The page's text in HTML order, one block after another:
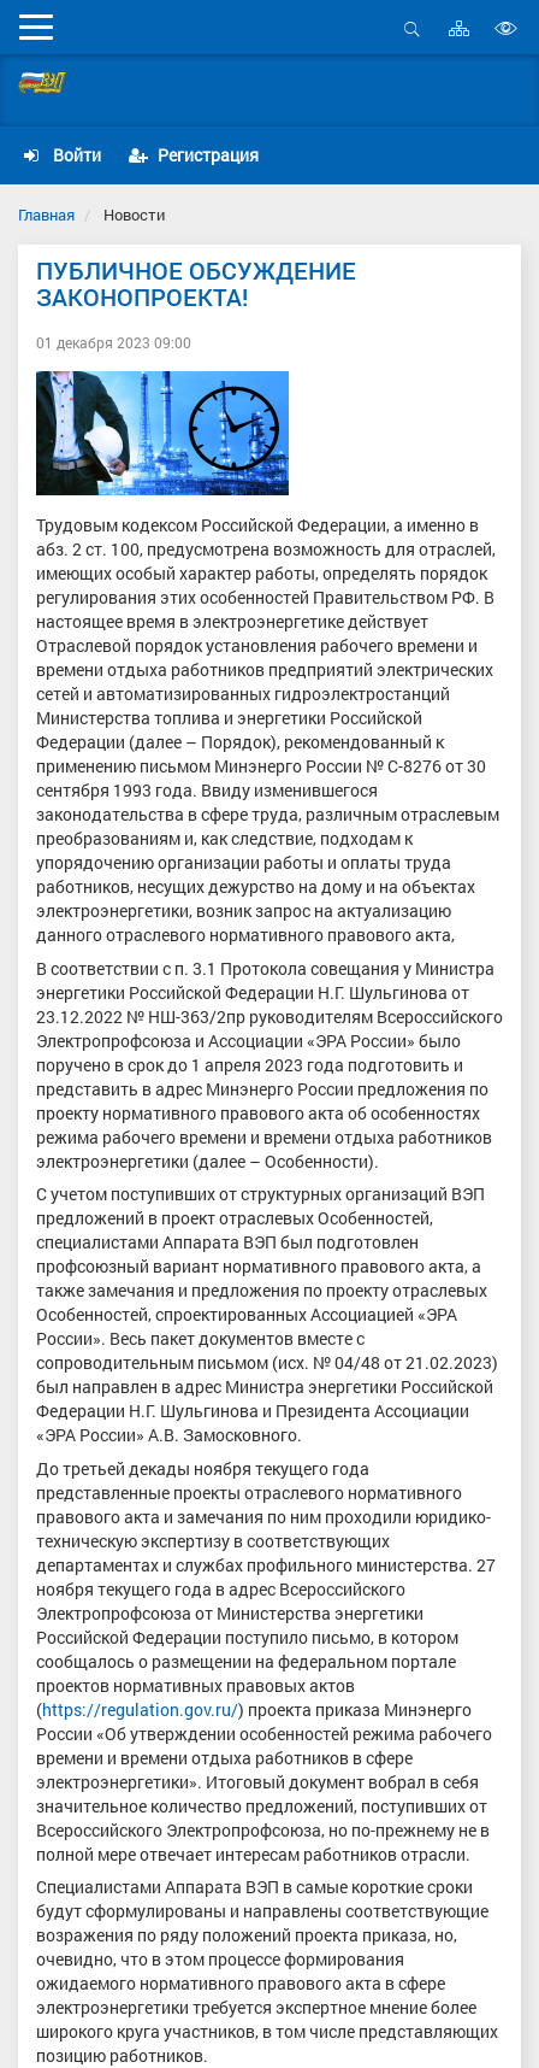
Мобильное
меню
Открыть
Карта
сайта
Войти Регистрация
Главная Новости
ПУБЛИЧНОЕ ОБСУЖДЕНИЕ
ЗАКОНОПРОЕКТА!
01 декабря 2023 09:00
Трудовым кодексом Российской Федерации, а именно в
абз. 2 ст. 100, предусмотрена возможность для отраслей,
имеющих особый характер работы, определять порядок
регулирования этих особенностей Правительством РФ. В
настоящее время в электроэнергетике действует
Отраслевой порядок установления рабочего времени и
времени отдыха работников предприятий электрических
сетей и автоматизированных гидроэлектростанций
Министерства топлива и энергетики Российской
Федерации (далее – Порядок), рекомендованный к
применению письмом Минэнерго России № С-8276 от 30
сентября 1993 года. Ввиду изменившегося
законодательства в сфере труда, различным отраслевым
преобразованиям и, как следствие, подходам к
упорядочению организации работы и оплаты труда
работников, несущих дежурство на дому и на объектах
электроэнергетики, возник запрос на актуализацию
данного отраслевого нормативного правового акта,
В соответствии с п. 3.1 Протокола совещания у Министра
энергетики Российской Федерации Н.Г. Шульгинова от
23.12.2022 № НШ-363/2пр руководителям Всероссийского
Электропрофсоюза и Ассоциации «ЭРА России» было
поручено в срок до 1 апреля 2023 года подготовить и
представить в адрес Минэнерго России предложения по
проекту нормативного правового акта об особенностях
режима рабочего времени и времени отдыха работников
электроэнергетики (далее – Особенности).
С учетом поступивших от структурных организаций ВЭП
предложений в проект отраслевых Особенностей,
специалистами Аппарата ВЭП был подготовлен
профсоюзный вариант нормативного правового акта, а
также замечания и предложения по проекту отраслевых
Особенностей, спроектированных Ассоциацией «ЭРА
России». Весь пакет документов вместе с
сопроводительным письмом (исх. № 04/48 от 21.02.2023)
был направлен в адрес Министра энергетики Российской
Федерации Н.Г. Шульгинова и Президента Ассоциации
«ЭРА России» А.В. Замосковного.
До третьей декады ноября текущего года
представленные проекты отраслевого нормативного
правового акта и замечания по ним проходили юридико-
техническую экспертизу в соответствующих
департаментах и службах профильного министерства. 27
ноября текущего года в адрес Всероссийского
Электропрофсоюза от Министерства энергетики
Российской Федерации поступило письмо, в котором
сообщалось о размещении на федеральном портале
проектов нормативных правовых актов
(https://regulation.gov.ru/) проекта приказа Минэнерго
России «Об утверждении особенностей режима рабочего
времени и времени отдыха работников в сфере
электроэнергетики». Итоговый документ вобрал в себя
значительное количество предложений, поступивших от
Всероссийского Электропрофсоюза, но по-прежнему не в
полной мере отвечает интересам работников отрасли.
Специалистами Аппарата ВЭП в самые короткие сроки
будут сформулированы и направлены соответствующие
возражения по ряду положений проекта приказа, но,
очевидно, что в этом процессе формирования
ожидаемого нормативного правового акта в сфере
электроэнергетики требуется экспертное мнение более
широкого круга участников, в том числе представляющих
позицию работников.